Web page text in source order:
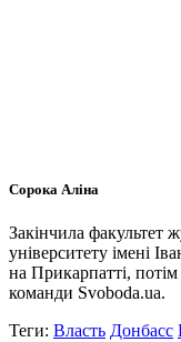
Сорока Аліна
Закінчила факультет
університету імені
на Прикарпатті,
команди Svoboda.ua.
Теги: Власть Донбасс